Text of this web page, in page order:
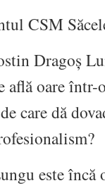
CSM
Dragoș
oare într-
care dă
este încă